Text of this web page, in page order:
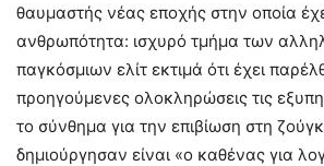
θαυμαστής νέας εποχής στην οποία
ανθρωπότητα: ισχυρό τμήμα των
παγκόσμιων ελίτ εκτιμά ότι έχει
προηγούμενες ολοκληρώσεις τις
το σύνθημα για την επιβίωση στη
δημιούργησαν είναι «ο καθένας για